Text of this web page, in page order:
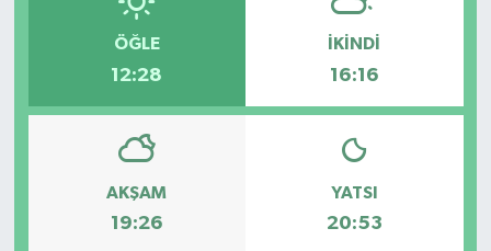
ÖĞLE
12:28
İKINDI
16:16
AKŞAM
19:26
YATSI
20:53